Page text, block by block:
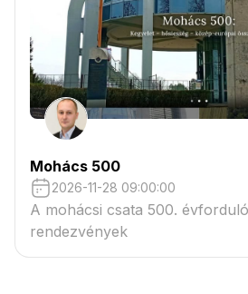
Mohács 500
2026-11-28 09:00:00
A mohácsi csata 500.
rendezvények